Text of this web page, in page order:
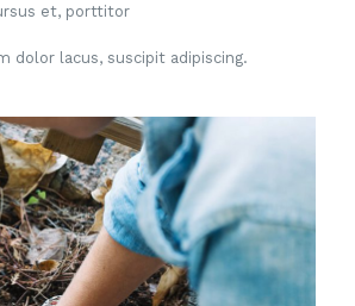
et, porttitor
dolor lacus, suscipit adipiscing.